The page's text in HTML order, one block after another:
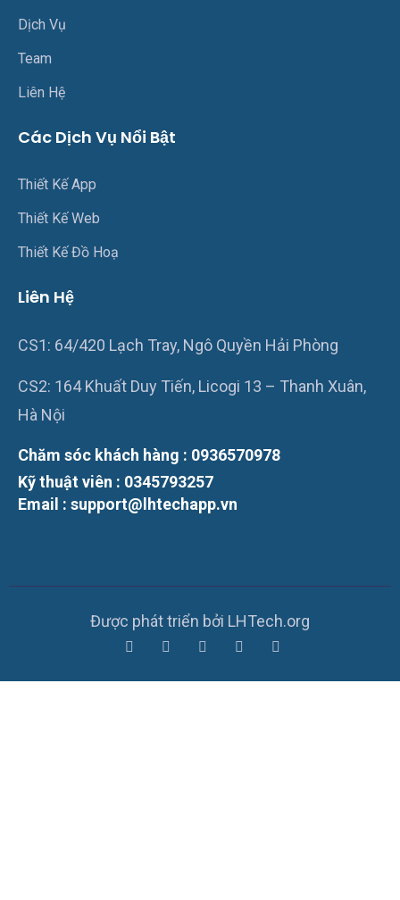
Dịch Vụ
Team
Liên Hệ
Các Dịch Vụ Nổi Bật
Thiết Kế App
Thiết Kế Web
Thiết Kế Đồ Hoạ
Liên Hệ
CS1: 64/420 Lạch Tray, Ngô Quyền Hải Phòng
CS2: 164 Khuất Duy Tiến, Licogi 13 – Thanh Xuân,
Hà Nội
Chăm sóc khách hàng : 0936570978
Kỹ thuật viên : 0345793257
Email : support@lhtechapp.vn
Được phát triển bởi LHTech.org